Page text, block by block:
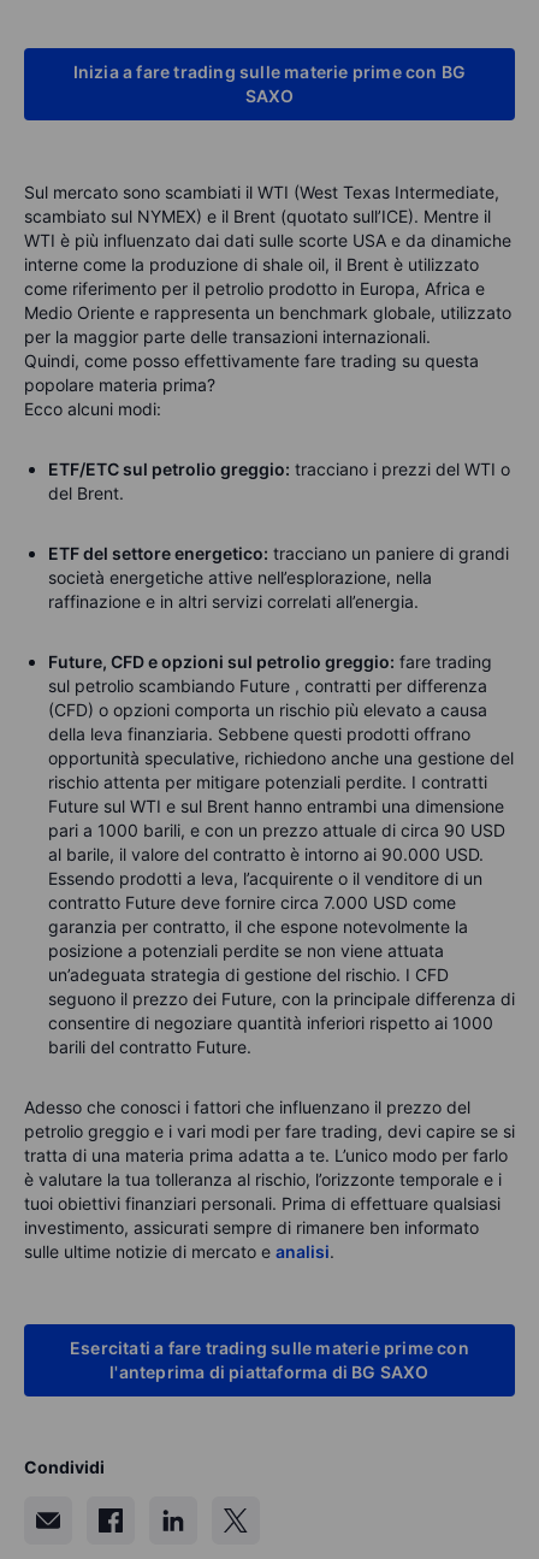
Inizia a fare trading sulle materie prime con BG
SAXO
Sul mercato sono scambiati il WTI (West Texas Intermediate,
scambiato sul NYMEX) e il Brent (quotato sull’ICE). Mentre il
WTI è più influenzato dai dati sulle scorte USA e da dinamiche
interne come la produzione di shale oil, il Brent è utilizzato
come riferimento per il petrolio prodotto in Europa, Africa e
Medio Oriente e rappresenta un benchmark globale, utilizzato
per la maggior parte delle transazioni internazionali.
Quindi, come posso effettivamente fare trading su questa
popolare materia prima?
Ecco alcuni modi:
ETF/ETC sul petrolio greggio: tracciano i prezzi del WTI o
del Brent.
ETF del settore energetico: tracciano un paniere di grandi
società energetiche attive nell’esplorazione, nella
raffinazione e in altri servizi correlati all’energia.
Future, CFD e opzioni sul petrolio greggio: fare trading
sul petrolio scambiando Future , contratti per differenza
(CFD) o opzioni comporta un rischio più elevato a causa
della leva finanziaria. Sebbene questi prodotti offrano
opportunità speculative, richiedono anche una gestione del
rischio attenta per mitigare potenziali perdite. I contratti
Future sul WTI e sul Brent hanno entrambi una dimensione
pari a 1000 barili, e con un prezzo attuale di circa 90 USD
al barile, il valore del contratto è intorno ai 90.000 USD.
Essendo prodotti a leva, l’acquirente o il venditore di un
contratto Future deve fornire circa 7.000 USD come
garanzia per contratto, il che espone notevolmente la
posizione a potenziali perdite se non viene attuata
un’adeguata strategia di gestione del rischio. I CFD
seguono il prezzo dei Future, con la principale differenza di
consentire di negoziare quantità inferiori rispetto ai 1000
barili del contratto Future.
Adesso che conosci i fattori che influenzano il prezzo del
petrolio greggio e i vari modi per fare trading, devi capire se si
tratta di una materia prima adatta a te. L’unico modo per farlo
è valutare la tua tolleranza al rischio, l’orizzonte temporale e i
tuoi obiettivi finanziari personali. Prima di effettuare qualsiasi
investimento, assicurati sempre di rimanere ben informato
sulle ultime notizie di mercato e analisi.
Esercitati a fare trading sulle materie prime con
l'anteprima di piattaforma di BG SAXO
Condividi